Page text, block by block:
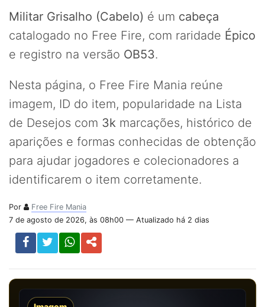
Militar Grisalho (Cabelo) é um cabeça
catalogado no Free Fire, com raridade Épico
e registro na versão OB53.
Nesta página, o Free Fire Mania reúne
imagem, ID do item, popularidade na Lista
de Desejos com 3k marcações, histórico de
aparições e formas conhecidas de obtenção
para ajudar jogadores e colecionadores a
identificarem o item corretamente.
Por
Free Fire Mania
7 de agosto de 2026, às 08h00 — Atualizado há 2 dias